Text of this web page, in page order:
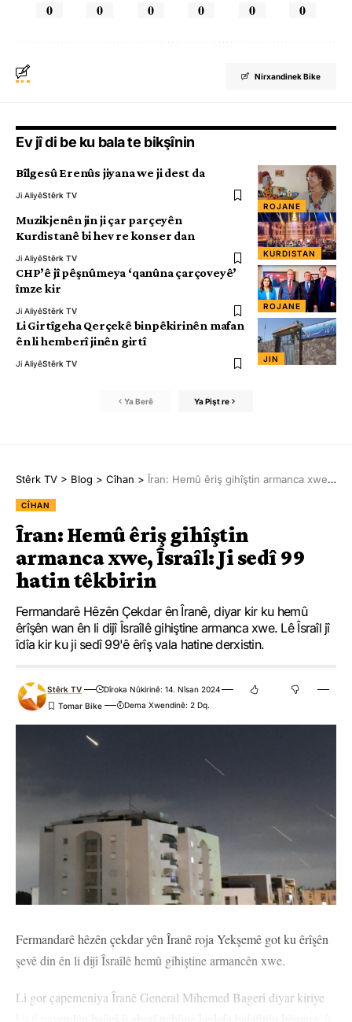
0 0 0 0 0 0
Nirxandinek Bike
Ev jî di be ku bala te bikşînin
ROJANE
Bîlgesû Erenûs jiyana we ji dest da
Ji AliyêStêrk TV
KURDISTAN
Muzikjenên jin ji çar parçeyên
Kurdistanê bi hev re konser dan
Ji AliyêStêrk TV
ROJANE
CHP’ê jî pêşnûmeya ‘qanûna çarçoveyê’
îmze kir
Ji AliyêStêrk TV
JIN
Li Girtîgeha Qerçekê binpêkirinên mafan
ên li hemberî jinên girtî
Ji AliyêStêrk TV
Ya Berê Ya Pişt re
Stêrk TV > Blog > Cîhan > Îran: Hemû êriş gihîştin armanca xwe, Îsraîl: Ji sedî 99 hatin têkbirin
CÎHAN
Îran: Hemû êriş gihîştin
armanca xwe, Îsraîl: Ji sedî 99
hatin têkbirin
Fermandarê Hêzên Çekdar ên Îranê, diyar kir ku hemû
êrîşên wan ên li dijî Îsraîlê gihiştine armanca xwe. Lê Îsraîl jî
îdîa kir ku ji sedî 99'ê êrîş vala hatine derxistin.
Stêrk TV
Dîroka Nûkirinê: 14. Nîsan 2024
Dema Xwendinê: 2 Dq.
Fermandarê hêzên çekdar yên Îranê roja Yekşemê got ku êrîşên
şevê din ên li dijî Îsraîlê hemû gihiştine armancên xwe.
Li gor çapemeniya Îranê General Mihemed Bagerî diyar kiriye